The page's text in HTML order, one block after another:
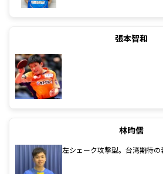
張本智和
林昀儒
左シェーク攻撃型。台湾期待の